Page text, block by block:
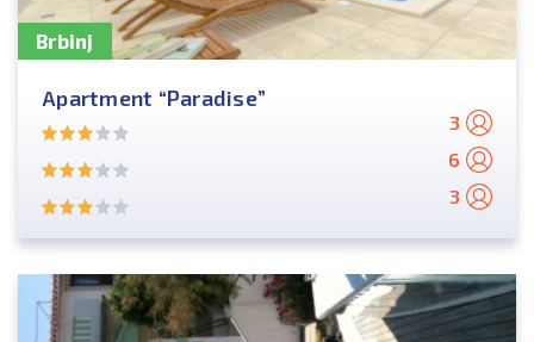
Brbinj
Apartment “Paradise”
3
6
3